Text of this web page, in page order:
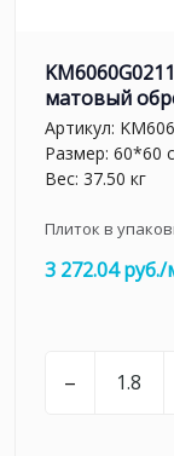
матовый
Артикул:
Размер: 60*60
Вес: 37.50 кг
Плиток в
3 272.04
–